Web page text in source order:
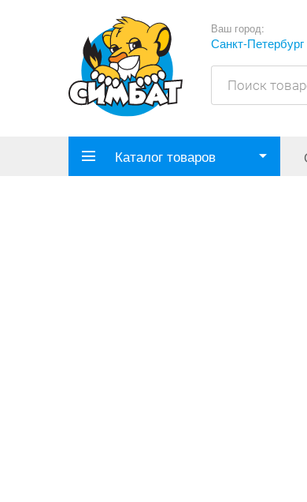
Ваш город:
Санкт-Петербург
Каталог товаров